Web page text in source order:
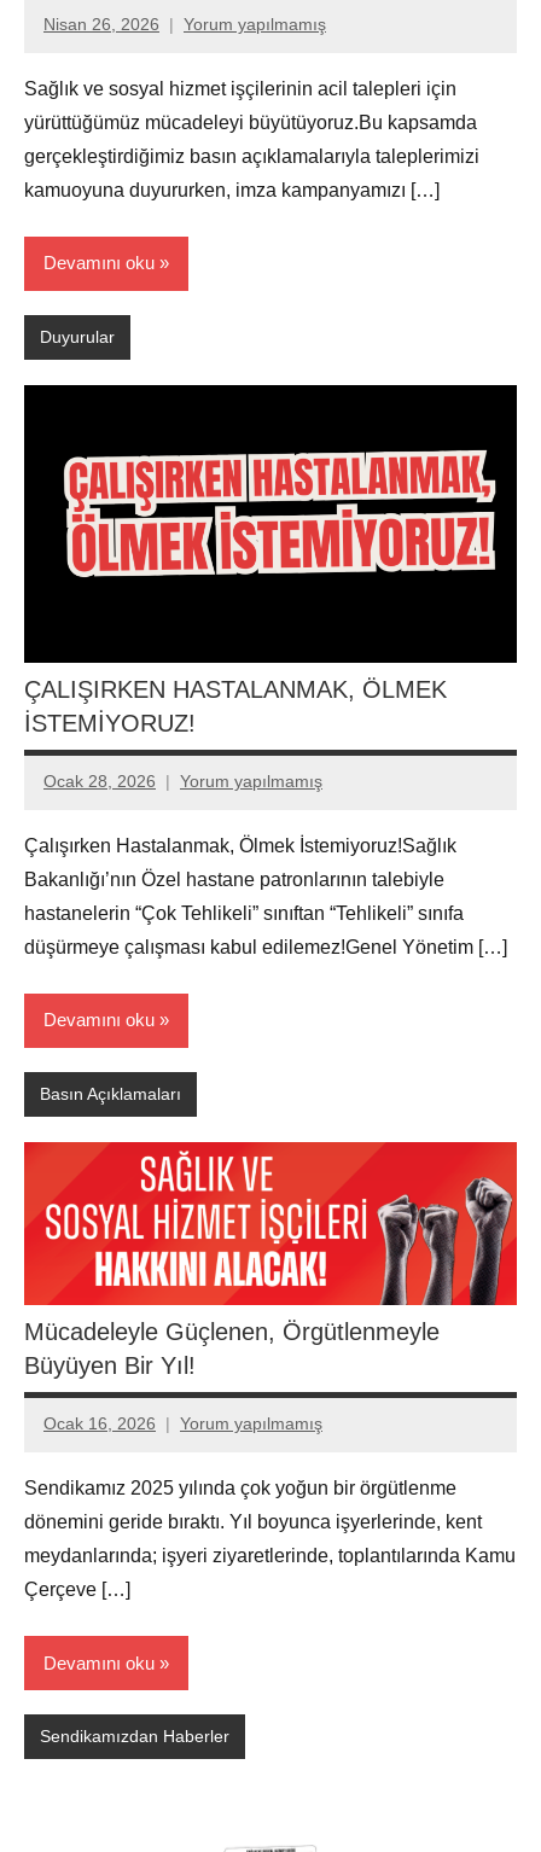
Nisan 26, 2026
Aksu
Yorum yapılmamış
Sağlık ve sosyal hizmet işçilerinin acil talepleri için
yürüttüğümüz mücadeleyi büyütüyoruz.Bu kapsamda
gerçekleştirdiğimiz basın açıklamalarıyla taleplerimizi
kamuoyuna duyururken, imza kampanyamızı […]
Devamını oku
Duyurular
ÇALIŞIRKEN HASTALANMAK, ÖLMEK
İSTEMİYORUZ!
Ocak 28, 2026
Aksu
Yorum yapılmamış
Çalışırken Hastalanmak, Ölmek İstemiyoruz!Sağlık
Bakanlığı’nın Özel hastane patronlarının talebiyle
hastanelerin “Çok Tehlikeli” sınıftan “Tehlikeli” sınıfa
düşürmeye çalışması kabul edilemez!Genel Yönetim […]
Devamını oku
Basın Açıklamaları
Mücadeleyle Güçlenen, Örgütlenmeyle
Büyüyen Bir Yıl!
Ocak 16, 2026
Aksu
Yorum yapılmamış
Sendikamız 2025 yılında çok yoğun bir örgütlenme
dönemini geride bıraktı. Yıl boyunca işyerlerinde, kent
meydanlarında; işyeri ziyaretlerinde, toplantılarında Kamu
Çerçeve […]
Devamını oku
Sendikamızdan Haberler